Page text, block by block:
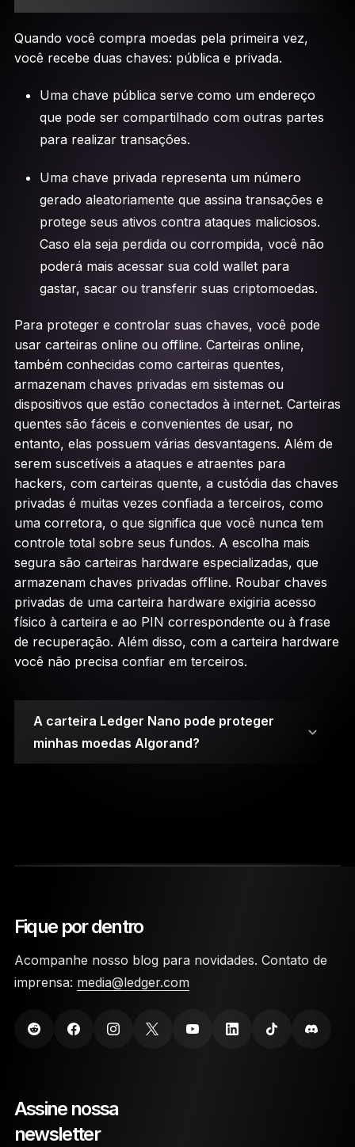
Quando você compra moedas pela primeira vez,
você recebe duas chaves: pública e privada.
Uma chave pública serve como um endereço
que pode ser compartilhado com outras partes
para realizar transações.
Uma chave privada representa um número
gerado aleatoriamente que assina transações e
protege seus ativos contra ataques maliciosos.
Caso ela seja perdida ou corrompida, você não
poderá mais acessar sua cold wallet para
gastar, sacar ou transferir suas criptomoedas.
Para proteger e controlar suas chaves, você pode
usar carteiras online ou offline. Carteiras online,
também conhecidas como carteiras quentes,
armazenam chaves privadas em sistemas ou
dispositivos que estão conectados à internet. Carteiras
quentes são fáceis e convenientes de usar, no
entanto, elas possuem várias desvantagens. Além de
serem suscetíveis a ataques e atraentes para
hackers, com carteiras quente, a custódia das chaves
privadas é muitas vezes confiada a terceiros, como
uma corretora, o que significa que você nunca tem
controle total sobre seus fundos. A escolha mais
segura são carteiras hardware especializadas, que
armazenam chaves privadas offline. Roubar chaves
privadas de uma carteira hardware exigiria acesso
físico à carteira e ao PIN correspondente ou à frase
de recuperação. Além disso, com a carteira hardware
você não precisa confiar em terceiros.
A carteira Ledger Nano pode proteger
minhas moedas Algorand?
24 palavras são necessárias para acessar a
carteira.
As cold wallets Ledger Nano foram feitas com
Fique por dentro
Acompanhe nosso blog para novidades. Contato de
imprensa: media@ledger.com
Assine nossa
newsletter